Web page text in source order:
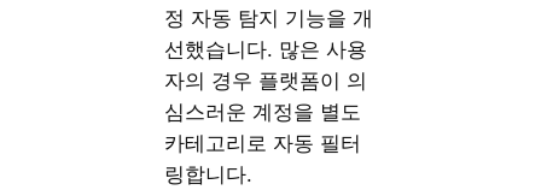
정 자동 탐지 기능을 개
선했습니다. 많은 사용
자의 경우 플랫폼이 의
심스러운 계정을 별도
카테고리로 자동 필터
링합니다.